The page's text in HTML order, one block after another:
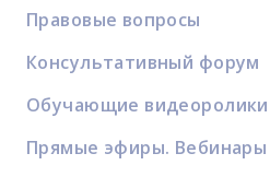
Правовые вопросы
Консультативный форум
Обучающие видеоролики
Прямые эфиры. Вебинары